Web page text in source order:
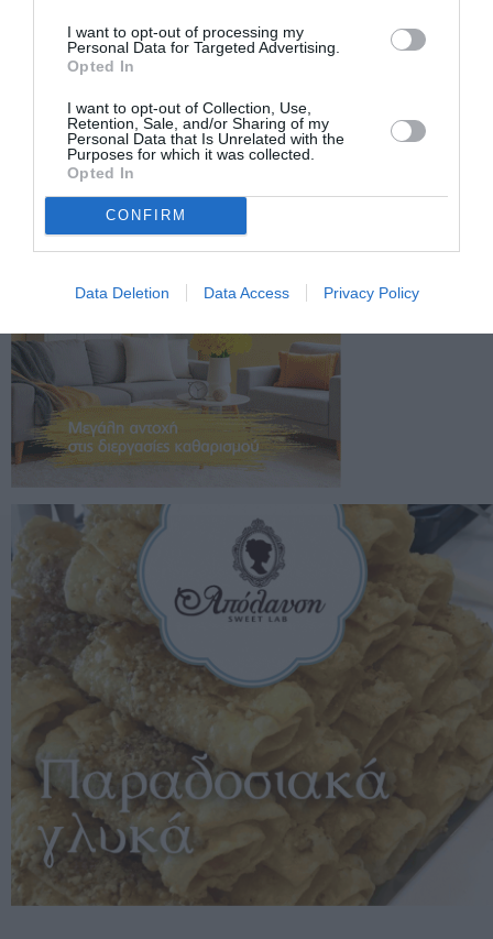
I want to opt-out of processing my
Personal Data for Targeted Advertising.
Opted In
I want to opt-out of Collection, Use,
Retention, Sale, and/or Sharing of my
Personal Data that Is Unrelated with the
Purposes for which it was collected.
Opted In
CONFIRM
Data Deletion Data Access Privacy Policy